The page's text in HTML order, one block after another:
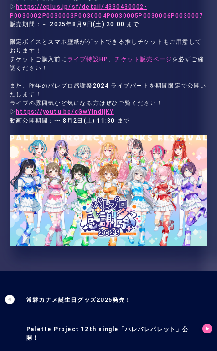
▷ https://eplus.jp/sf/detail/4330430002-
P0030002P0030003P0030004P0030005P0030006P0030007
販売期間：～ 2025年8月9日(土) 20:00 まで
限定ボイスとスマホ壁紙がゲットできる推しチケットもご用意して
おります！
チケットご購入前に ライブ特設HP 、チケット販売ページ を必ずご確
認ください！
また、昨年のパレプロ感謝祭2024 ライブパートを期間限定で公開い
たします！
ライブの雰囲気など気になる方はぜひご覧ください！
▷ https://youtu.be/dGwYIndljKY
動画公開期間：〜 8月2日(土) 11:30 まで
常磐カナメ誕生日グッズ2025発売！
Palette Project 12th single「ハレバレパレット」公
開！